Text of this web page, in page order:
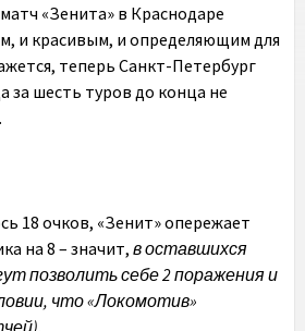
«Зенита» в Краснодаре
и красивым, и определяющим для
теперь Санкт-Петербург
за шесть туров до конца не
18 очков, «Зенит» опережает
на 8 – значит, в оставшихся
позволить себе 2 поражения и
что «Локомотив»
.